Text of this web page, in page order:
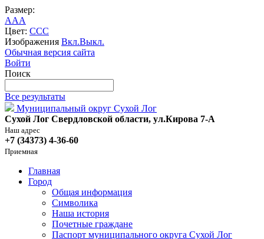
Размер:
AAA
Цвет: CCC
Изображения Вкл.Выкл.
Обычная версия сайта
Войти
Поиск
Все результаты
Муниципальный округ Сухой Лог
Сухой Лог Свердловской области, ул.Кирова 7-А
Наш адрес
+7 (34373) 4-36-60
Приемная
Главная
Город
Общая информация
Символика
Наша история
Почетные граждане
Паспорт муниципального округа Сухой Лог